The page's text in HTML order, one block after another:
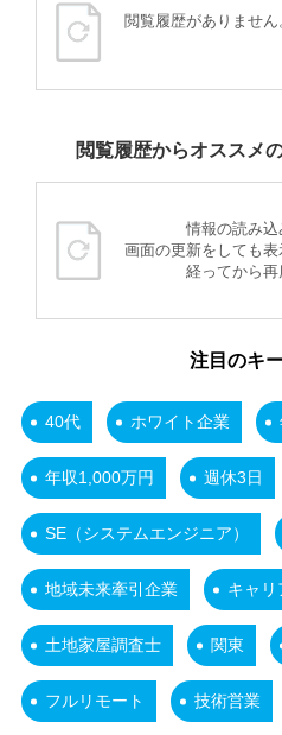
閲覧履歴がありませ
閲覧履歴からオススメ
情報の読み込
画面の更新をしても
経ってから再
注目のキ
40代 ホワイト企業
年収1,000万円 週休3日
SE（システムエンジニア）
地域未来牽引企業 キャリ
土地家屋調査士 関東
フルリモート 技術営業